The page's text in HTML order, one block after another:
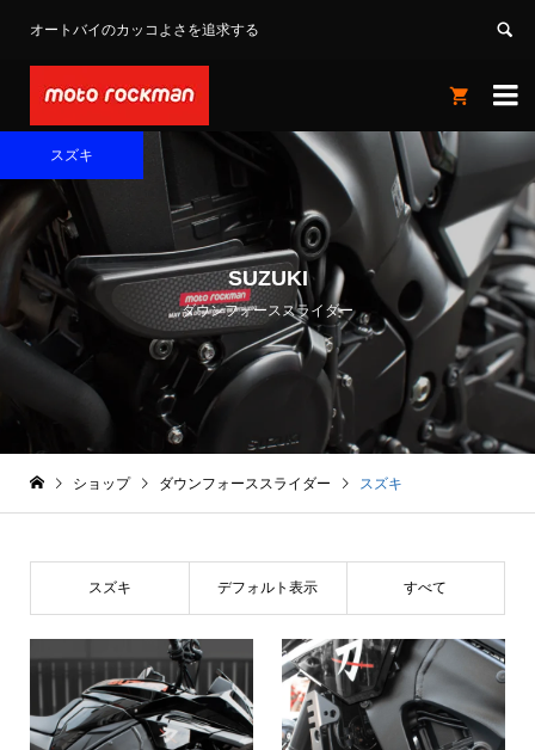
オートバイのカッコよさを追求する


SUZUKI
ダウンフォーススライダー
スズキ
ショップ ダウンフォーススライダー スズキ
スズキ デフォルト表示 すべて